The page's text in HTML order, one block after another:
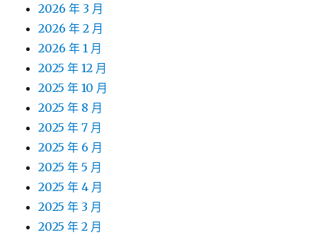
2026 年 3 月
2026 年 2 月
2026 年 1 月
2025 年 12 月
2025 年 10 月
2025 年 8 月
2025 年 7 月
2025 年 6 月
2025 年 5 月
2025 年 4 月
2025 年 3 月
2025 年 2 月